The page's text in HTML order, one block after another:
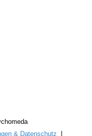
& Datenschutz